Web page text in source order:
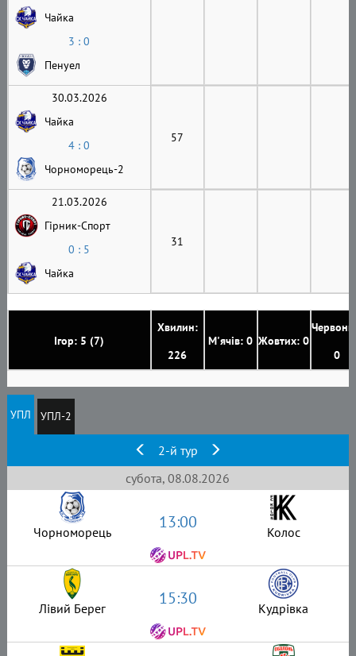
Ігор: 5 (7)
Хвилин:
226
М'ячів: 0 Жовтих: 0
0
Чайка
3 : 0
Пенуел
30.03.2026
Чайка
4 : 0
Чорноморець-2
57
21.03.2026
Гірник-Cпорт
0 : 5
Чайка
31
УПЛ УПЛ-2
2-й тур
субота, 08.08.2026
Чорноморець 13:00 Колос
Лівий Берег 15:30 Кудрівка